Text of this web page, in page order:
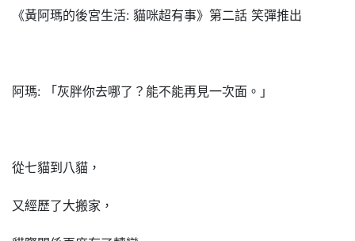
《黃阿瑪的後宮生活: 貓咪超有事》第二話 笑彈推出
阿瑪: 「灰胖你去哪了？能不能再見一次面。」
從七貓到八貓，
又經歷了大搬家，